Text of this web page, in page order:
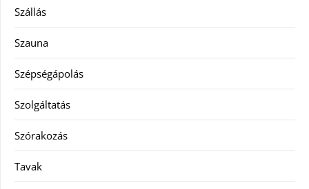
Szállás
Szauna
Szépségápolás
Szolgáltatás
Szórakozás
Tavak